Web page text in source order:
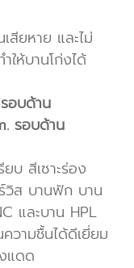
สียหาย และไม่
ให้บานโก่งได้
อบด้าน
รอบด้าน
บ สีเซาะร่อง
วิส บานฟัก บาน
และบาน HPL
วามชื้นได้ดีเยี่ยม
แดด